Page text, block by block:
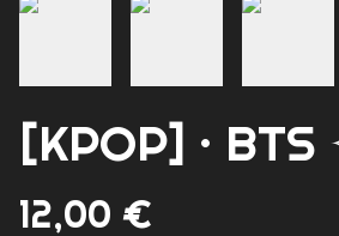
[KPOP] · BTS
12,00 €